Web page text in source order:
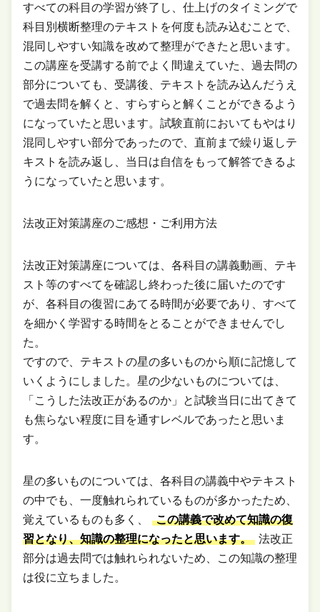
すべての科目の学習が終了し、仕上げのタイミングで
科目別横断整理のテキストを何度も読み込むことで、
混同しやすい知識を改めて整理ができたと思います。
この講座を受講する前でよく間違えていた、過去問の
部分についても、受講後、テキストを読み込んだうえ
で過去問を解くと、すらすらと解くことができるよう
になっていたと思います。試験直前においてもやはり
混同しやすい部分であったので、直前まで繰り返しテ
キストを読み返し、当日は自信をもって解答できるよ
うになっていたと思います。
法改正対策講座のご感想・ご利用方法
法改正対策講座については、各科目の講義動画、テキ
スト等のすべてを確認し終わった後に届いたのです
が、各科目の復習にあてる時間が必要であり、すべて
を細かく学習する時間をとることができませんでし
た。
ですので、テキストの星の多いものから順に記憶して
いくようにしました。星の少ないものについては、
「こうした法改正があるのか」と試験当日に出てきて
も焦らない程度に目を通すレベルであったと思いま
す。
星の多いものについては、各科目の講義中やテキスト
の中でも、一度触れられているものが多かったため、
覚えているものも多く、
この講義で改めて知識の復
習となり、知識の整理になったと思います。 法改正
部分は過去問では触れられないため、この知識の整理
は役に立ちました。